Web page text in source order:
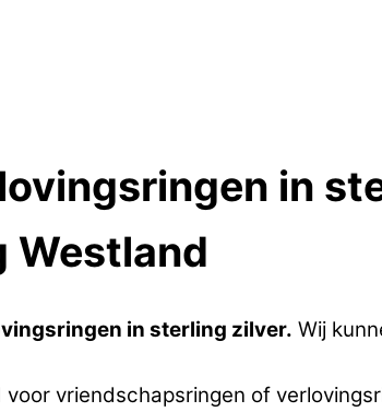
in
Westland
in sterling zilver. Wij
vriendschapsringen of